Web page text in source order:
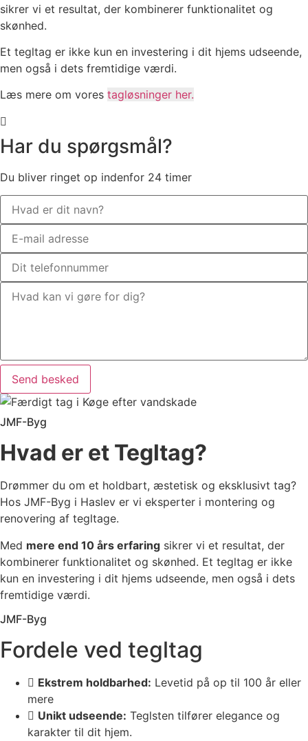
sikrer vi et resultat, der kombinerer funktionalitet og
skønhed.
Et tegltag er ikke kun en investering i dit hjems udseende,
men også i dets fremtidige værdi.
Læs mere om vores tagløsninger her.
Har du spørgsmål?
Du bliver ringet op indenfor 24 timer
Send besked
JMF-Byg
Hvad er et Tegltag?
Drømmer du om et holdbart, æstetisk og eksklusivt tag?
Hos JMF-Byg i Haslev er vi eksperter i montering og
renovering af tegltage.
Med mere end 10 års erfaring sikrer vi et resultat, der
kombinerer funktionalitet og skønhed. Et tegltag er ikke
kun en investering i dit hjems udseende, men også i dets
fremtidige værdi.
JMF-Byg
Fordele ved tegltag
Ekstrem holdbarhed: Levetid på op til 100 år eller
mere
Unikt udseende: Teglsten tilfører elegance og
karakter til dit hjem.